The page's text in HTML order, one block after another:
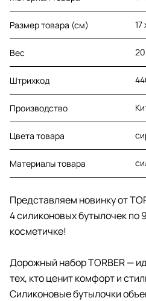
Размер товара (см) 17
Вес
Штрихкод
Производство
Цвета товара
Материалы товара
Представляем новинку от
4 силиконовых бутылочек по
косметичке!
Дорожный набор TORBER —
тех, кто ценит комфорт и
Силиконовые бутылочки